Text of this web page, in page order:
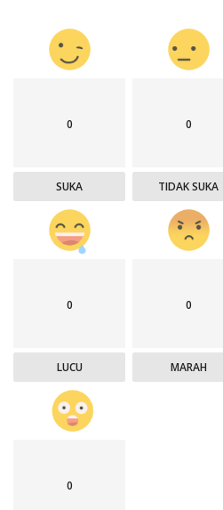
0
SUKA
0
TIDAK SUKA
0
LUCU
0
MARAH
0